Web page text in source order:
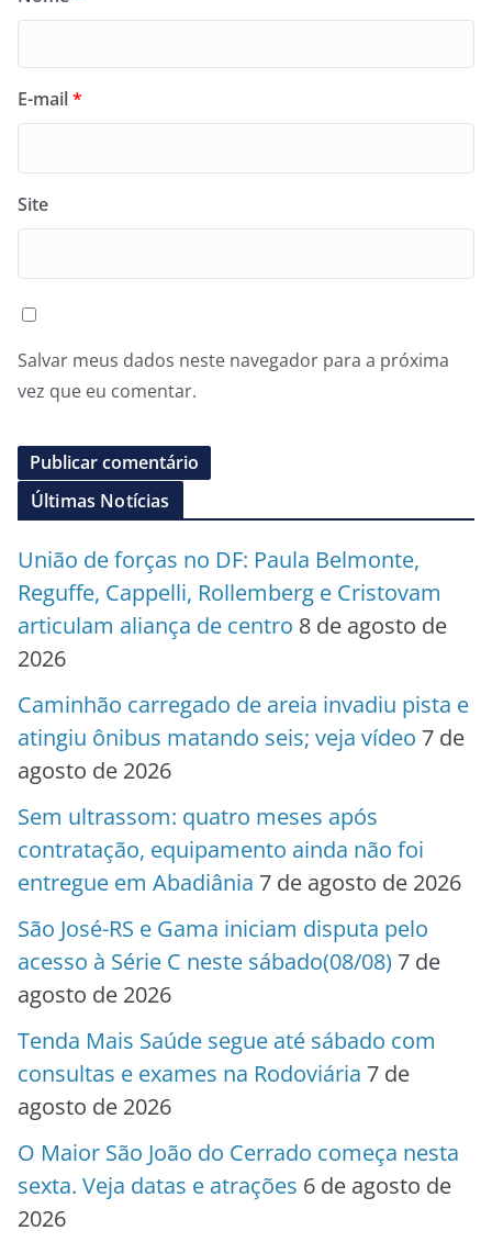
E-mail*
Site
Salvar meus dados neste navegador para a próxima
vez que eu comentar.
Últimas Notícias
União de forças no DF: Paula Belmonte,
Reguffe, Cappelli, Rollemberg e Cristovam
articulam aliança de centro 8 de agosto de
2026
Caminhão carregado de areia invadiu pista e
atingiu ônibus matando seis; veja vídeo 7 de
agosto de 2026
Sem ultrassom: quatro meses após
contratação, equipamento ainda não foi
entregue em Abadiânia 7 de agosto de 2026
São José-RS e Gama iniciam disputa pelo
acesso à Série C neste sábado(08/08) 7 de
agosto de 2026
Tenda Mais Saúde segue até sábado com
consultas e exames na Rodoviária 7 de
agosto de 2026
O Maior São João do Cerrado começa nesta
sexta. Veja datas e atrações 6 de agosto de
2026